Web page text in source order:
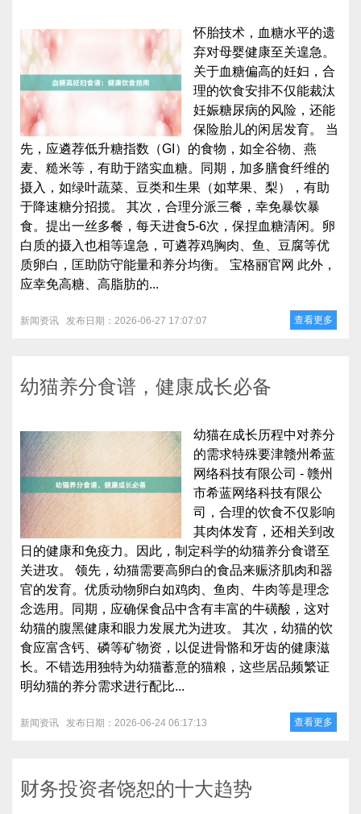
怀胎技术，血糖水平的遗
弃对母婴健康至关遑急。
关于血糖偏高的妊妇，合
理的饮食安排不仅能裁汰
妊娠糖尿病的风险，还能
保险胎儿的闲居发育。 当
先，应遴荐低升糖指数（GI）的食物，如全谷物、燕
麦、糙米等，有助于踏实血糖。同期，加多膳食纤维的
摄入，如绿叶蔬菜、豆类和生果（如苹果、梨），有助
于降速糖分招揽。 其次，合理分派三餐，幸免暴饮暴
食。提出一丝多餐，每天进食5-6次，保捏血糖清闲。卵
白质的摄入也相等遑急，可遴荐鸡胸肉、鱼、豆腐等优
质卵白，匡助防守能量和养分均衡。 宝格丽官网 此外，
应幸免高糖、高脂肪的...
新闻资讯 发布日期：2026-06-27 17:07:07 查看更多
幼猫养分食谱，健康成长必备
幼猫在成长历程中对养分
的需求特殊要津赣州希蓝
网络科技有限公司 - 赣州
市希蓝网络科技有限公
司，合理的饮食不仅影响
其肉体发育，还相关到改
日的健康和免疫力。因此，制定科学的幼猫养分食谱至
关进攻。 领先，幼猫需要高卵白的食品来赈济肌肉和器
官的发育。优质动物卵白如鸡肉、鱼肉、牛肉等是理念
念选用。同期，应确保食品中含有丰富的牛磺酸，这对
幼猫的腹黑健康和眼力发展尤为进攻。 其次，幼猫的饮
食应富含钙、磷等矿物资，以促进骨骼和牙齿的健康滋
长。不错选用独特为幼猫蓄意的猫粮，这些居品频繁证
明幼猫的养分需求进行配比...
新闻资讯 发布日期：2026-06-24 06:17:13 查看更多
财务投资者饶恕的十大趋势